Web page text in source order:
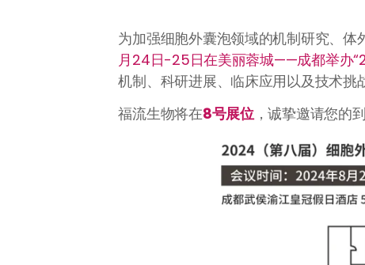
为加强细胞外囊泡领域的机制研究、
月24日-25日在美丽蓉城——成都举办
机制、科研进展、临床应用以及技术挑
福流生物将在8号展位，诚挚邀请您的到